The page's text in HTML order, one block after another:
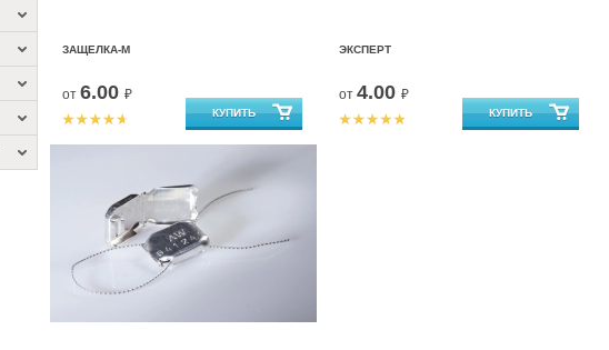
ЗАЩЕЛКА-М
от 6.00 ₽
ЭКСПЕРТ
от 4.00 ₽